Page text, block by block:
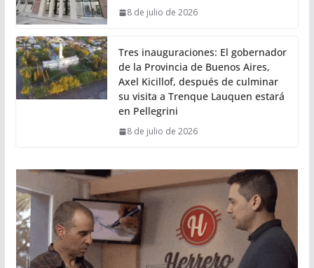
8 de julio de 2026
Tres inauguraciones: El gobernador
de la Provincia de Buenos Aires,
Axel Kicillof, después de culminar
su visita a Trenque Lauquen estará
en Pellegrini
8 de julio de 2026